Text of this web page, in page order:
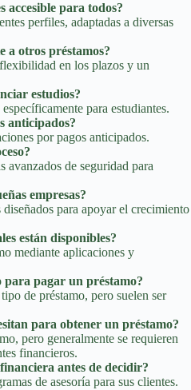
accesible para todos?
perfiles, adaptadas a diversas
a otros préstamos?
en los plazos y un
estudios?
para estudiantes.
anticipados?
por pagos anticipados.
de seguridad para
empresas?
para apoyar el crecimiento
están disponibles?
mediante aplicaciones y
para pagar un préstamo?
de préstamo, pero suelen ser
para obtener un préstamo?
pero generalmente se requieren
financieros.
antes de decidir?
de asesoría para sus clientes.